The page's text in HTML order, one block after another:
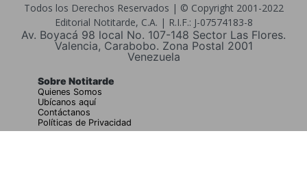
Todos los Derechos Reservados | © Copyright 2001-2022
Editorial Notitarde, C.A. | R.I.F.: J-07574183-8
Av. Boyacá 98 local No. 107-148 Sector Las Flores.
Valencia, Carabobo. Zona Postal 2001
Venezuela
Sobre Notitarde
Quienes Somos
Ubícanos aquí
Contáctanos
Políticas de Privacidad